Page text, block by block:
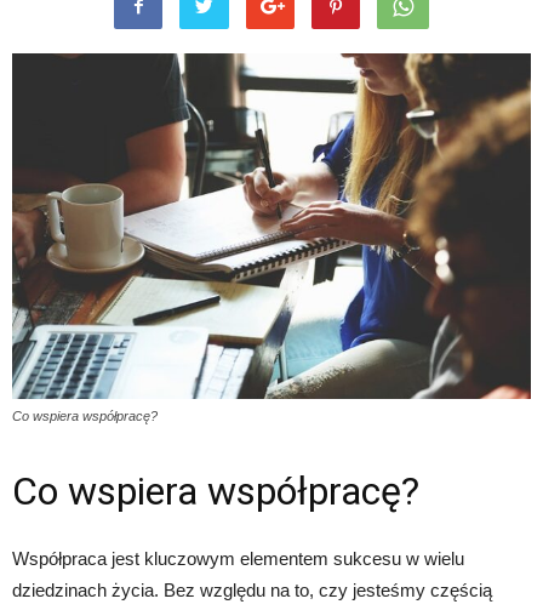
Co wspiera współpracę?
Co wspiera współpracę?
Współpraca jest kluczowym elementem sukcesu w wielu
dziedzinach życia. Bez względu na to, czy jesteśmy częścią